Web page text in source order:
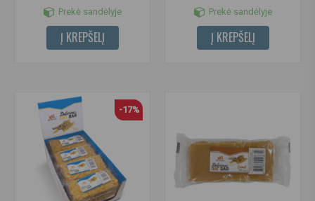
Prekė sandėlyje
Į KREPŠELĮ
Prekė sandėlyje
Į KREPŠELĮ
-17%